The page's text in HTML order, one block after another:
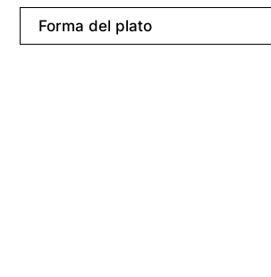
Forma del plato